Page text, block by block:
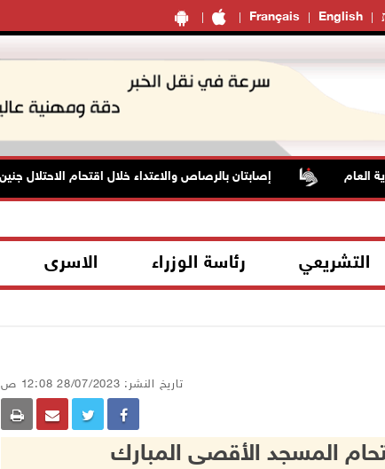
Français English
إصابتان بالرصاص والاعتداء خلال اقتحام الاحتلال جنين
التشريعي رئاسة الوزراء الاسرى
تاريخ النشر: 28/07/2023 12:08 ص
المسجد الأقصى المبارك